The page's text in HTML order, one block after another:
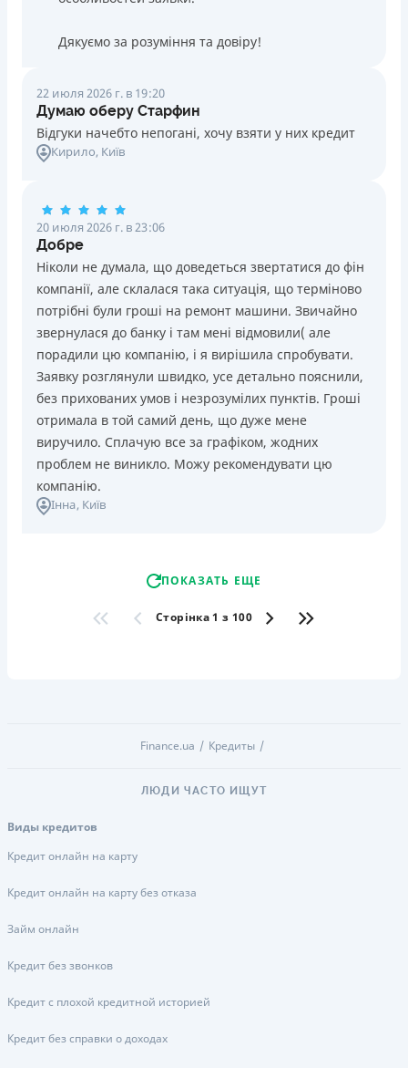
Дякуємо за розуміння та довіру!
22 июля 2026 г. в 19:20
Думаю оберу Старфин
Відгуки начебто непогані, хочу взяти у них кредит
Кирило, Київ
20 июля 2026 г. в 23:06
Добре
Ніколи не думала, що доведеться звертатися до фін
компанії, але склалася така ситуація, що терміново
потрібні були гроші на ремонт машини. Звичайно
звернулася до банку і там мені відмовили( але
порадили цю компанію, і я вирішила спробувати.
Заявку розглянули швидко, усе детально пояснили,
без прихованих умов і незрозумілих пунктів. Гроші
отримала в той самий день, що дуже мене
виручило. Сплачую все за графіком, жодних
проблем не виникло. Можу рекомендувати цю
компанію.
Інна, Київ
ПОКАЗАТЬ ЕЩЕ
Сторінка 1 з 100
Finance.ua Кредиты
ЛЮДИ ЧАСТО ИЩУТ
Виды кредитов
Кредит онлайн на карту
Кредит онлайн на карту без отказа
Займ онлайн
Кредит без звонков
Кредит с плохой кредитной историей
Кредит без справки о доходах